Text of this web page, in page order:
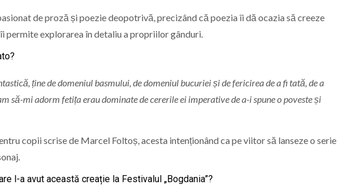
de proză și poezie deopotrivă, precizând că poezia îi dă ocazia să creeze
permite explorarea în detaliu a propriilor gânduri.
ține de domeniul basmului, de domeniul bucuriei și de fericirea de a fi tată, de a
să-mi adorm fetița erau dominate de cererile ei imperative de a-i spune o poveste și
copii scrise de Marcel Foltoș, acesta intenționând ca pe viitor să lanseze o serie
l-a avut această creație la Festivalul „Bogdania”?